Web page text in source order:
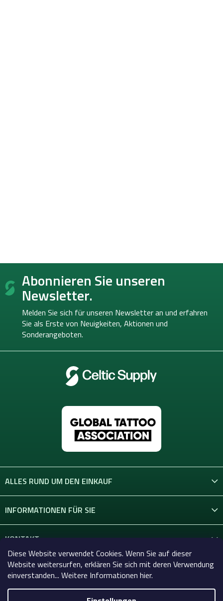
Diese Website verwendet Cookies. Wenn Sie auf dieser
Website weitersurfen, erklären Sie sich mit deren Verwendung
einverstanden... Weitere Informationen hier.
F
ß Abonnieren Sie unseren
Newsletter.
Melden Sie sich für unseren Newsletter an und erfahren
Sie als Erste von Neuigkeiten, Aktionen und
Sonderangeboten.
ALLES RUND UM DEN EINKAUF
INFORMATIONEN FÜR SIE
KONTAKT